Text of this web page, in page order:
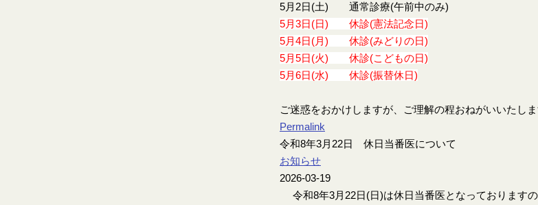
5月2日(土) 通常診療(午前中のみ)
5月3日(日) 休診(憲法記念日)
5月4日(月) 休診(みどりの日)
5月5日(火) 休診(こどもの日)
5月6日(水) 休診(振替休日)
ご迷惑をおかけしますが、ご理解の程おねがいいたしま
Permalink
令和8年3月22日 休日当番医について
お知らせ
2026-03-19
令和8年3月22日(日)は休日当番医となっております